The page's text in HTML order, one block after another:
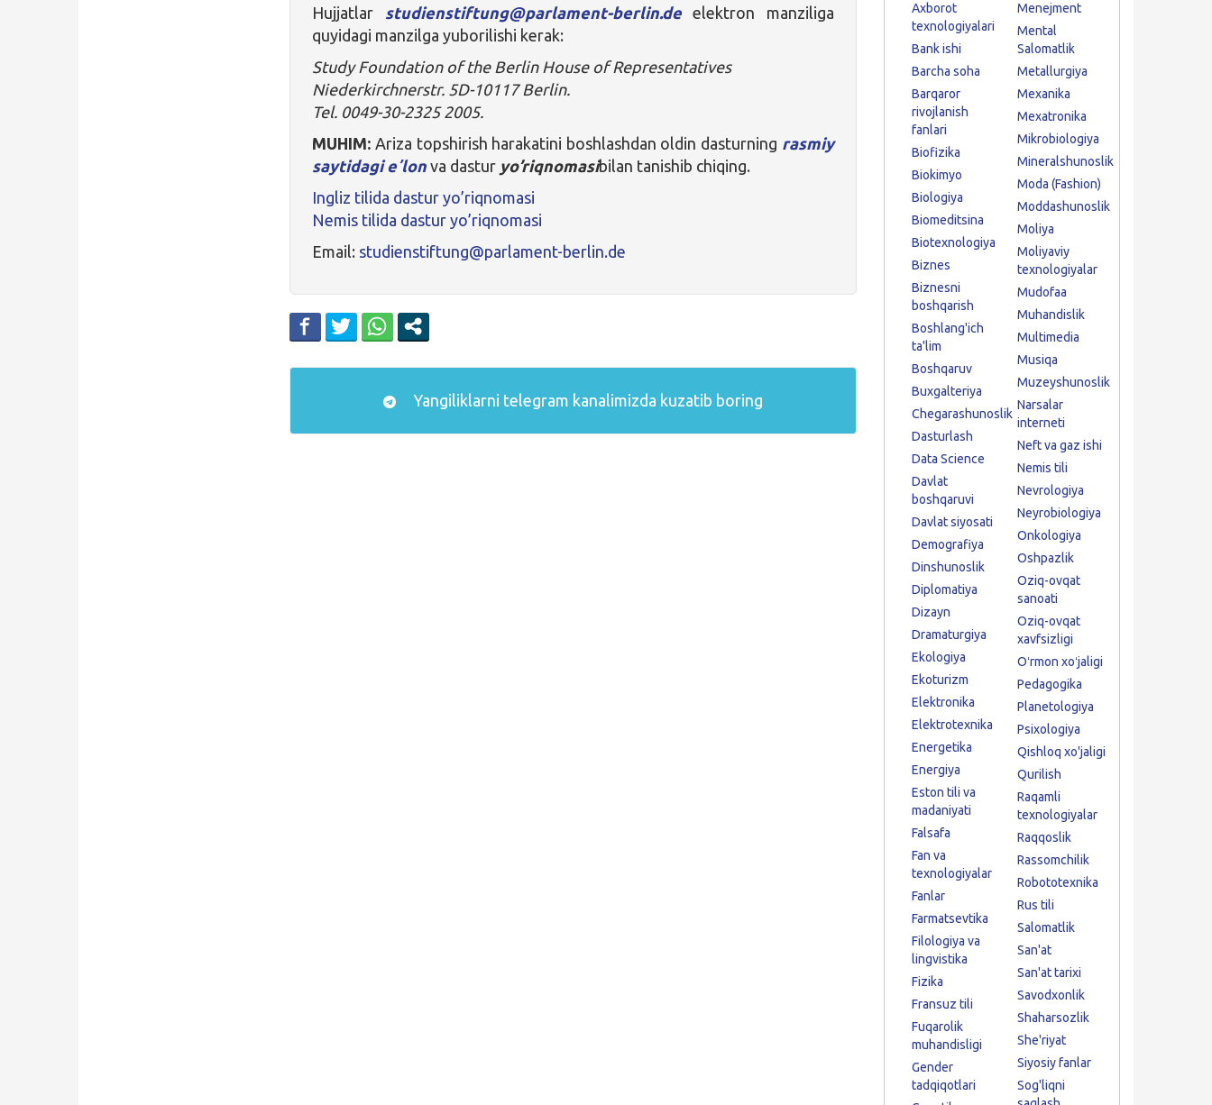
Hujjatlar studienstiftung@parlament-berlin.deelektron manziliga
quyidagi manzilga yuborilishi kerak:
Study Foundation of the Berlin House of Representatives
Niederkirchnerstr. 5D-10117 Berlin.
Tel. 0049-30-2325 2005.
MUHIM: Ariza topshirish harakatini boshlashdan oldin dasturning rasmiy
saytidagi eʼlon va dastur yo’riqnomasibilan tanishib chiqing.
Ingliz tilida dastur yo’riqnomasi
Nemis tilida dastur yo’riqnomasi
Email: studienstiftung@parlament-berlin.de
Yangiliklarni telegram kanalimizda kuzatib boring
Axborot
texnologiyalari
Bank ishi
Barcha soha
Barqaror
rivojlanish
fanlari
Biofizika
Biokimyo
Biologiya
Biomeditsina
Biotexnologiya
Biznes
Biznesni
boshqarish
Boshlang'ich
ta'lim
Boshqaruv
Buxgalteriya
Chegarashunoslik
Dasturlash
Data Science
Davlat
boshqaruvi
Davlat siyosati
Demografiya
Dinshunoslik
Diplomatiya
Dizayn
Dramaturgiya
Ekologiya
Ekoturizm
Elektronika
Elektrotexnika
Energetika
Energiya
Eston tili va
madaniyati
Falsafa
Fan va
texnologiyalar
Fanlar
Farmatsevtika
Filologiya va
lingvistika
Fizika
Fransuz tili
Fuqarolik
muhandisligi
Gender
tadqiqotlari
Menejment
Mental
Salomatlik
Metallurgiya
Mexanika
Mexatronika
Mikrobiologiya
Mineralshunoslik
Moda (Fashion)
Moddashunoslik
Moliya
Moliyaviy
texnologiyalar
Mudofaa
Muhandislik
Multimedia
Musiqa
Muzeyshunoslik
Narsalar
interneti
Neft va gaz ishi
Nemis tili
Nevrologiya
Neyrobiologiya
Onkologiya
Oshpazlik
Oziq-ovqat
sanoati
Oziq-ovqat
xavfsizligi
Oʻrmon xoʻjaligi
Pedagogika
Planetologiya
Psixologiya
Qishloq xo'jaligi
Qurilish
Raqamli
texnologiyalar
Raqqoslik
Rassomchilik
Robototexnika
Rus tili
Salomatlik
San'at
San'at tarixi
Savodxonlik
Shaharsozlik
She'riyat
Siyosiy fanlar
Sog'liqni